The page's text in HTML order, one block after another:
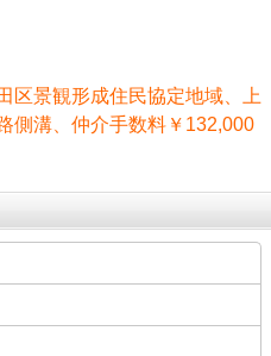
区景観形成住民協定地域、上
側溝、仲介手数料￥132,000